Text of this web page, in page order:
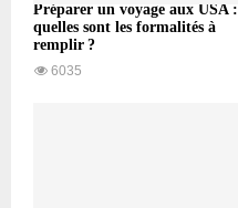
Préparer un voyage aux USA :
quelles sont les formalités à
remplir ?
6035